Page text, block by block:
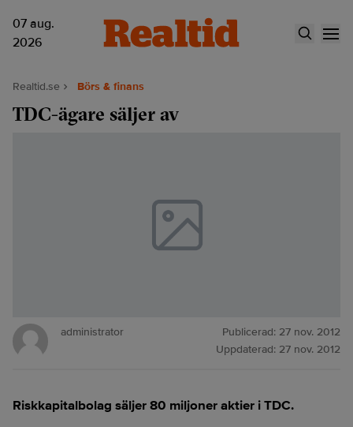
07 aug.
2026
Realtid.se Börs & finans
TDC-ägare säljer av
administrator Publicerad: 27 nov. 2012
Uppdaterad: 27 nov. 2012
Riskkapitalbolag säljer 80 miljoner aktier i TDC.